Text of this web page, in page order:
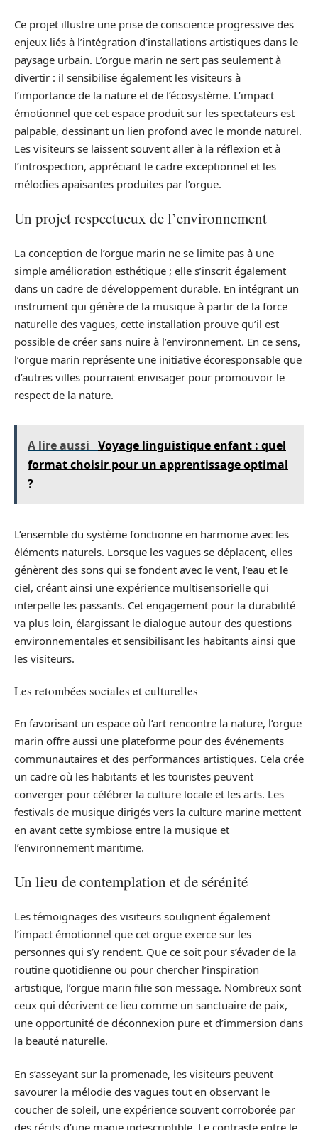
Ce projet illustre une prise de conscience progressive des
enjeux liés à l’intégration d’installations artistiques dans le
paysage urbain. L’orgue marin ne sert pas seulement à
divertir : il sensibilise également les visiteurs à
l’importance de la nature et de l’écosystème. L’impact
émotionnel que cet espace produit sur les spectateurs est
palpable, dessinant un lien profond avec le monde naturel.
Les visiteurs se laissent souvent aller à la réflexion et à
l’introspection, appréciant le cadre exceptionnel et les
mélodies apaisantes produites par l’orgue.
Un projet respectueux de l’environnement
La conception de l’orgue marin ne se limite pas à une
simple amélioration esthétique ; elle s’inscrit également
dans un cadre de développement durable. En intégrant un
instrument qui génère de la musique à partir de la force
naturelle des vagues, cette installation prouve qu’il est
possible de créer sans nuire à l’environnement. En ce sens,
l’orgue marin représente une initiative écoresponsable que
d’autres villes pourraient envisager pour promouvoir le
respect de la nature.
A lire aussi Voyage linguistique enfant : quel
format choisir pour un apprentissage optimal
?
L’ensemble du système fonctionne en harmonie avec les
éléments naturels. Lorsque les vagues se déplacent, elles
génèrent des sons qui se fondent avec le vent, l’eau et le
ciel, créant ainsi une expérience multisensorielle qui
interpelle les passants. Cet engagement pour la durabilité
va plus loin, élargissant le dialogue autour des questions
environnementales et sensibilisant les habitants ainsi que
les visiteurs.
Les retombées sociales et culturelles
En favorisant un espace où l’art rencontre la nature, l’orgue
marin offre aussi une plateforme pour des événements
communautaires et des performances artistiques. Cela crée
un cadre où les habitants et les touristes peuvent
converger pour célébrer la culture locale et les arts. Les
festivals de musique dirigés vers la culture marine mettent
en avant cette symbiose entre la musique et
l’environnement maritime.
Un lieu de contemplation et de sérénité
Les témoignages des visiteurs soulignent également
l’impact émotionnel que cet orgue exerce sur les
personnes qui s’y rendent. Que ce soit pour s’évader de la
routine quotidienne ou pour chercher l’inspiration
artistique, l’orgue marin filie son message. Nombreux sont
ceux qui décrivent ce lieu comme un sanctuaire de paix,
une opportunité de déconnexion pure et d’immersion dans
la beauté naturelle.
En s’asseyant sur la promenade, les visiteurs peuvent
savourer la mélodie des vagues tout en observant le
coucher de soleil, une expérience souvent corroborée par